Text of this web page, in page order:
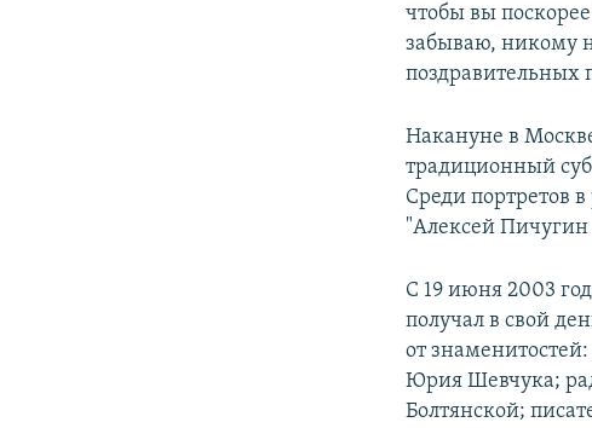
чтобы вы
забываю, никому
поздравительных
Накануне в
традиционный
Среди портретов
"Алексей Пичугин
С 19 июня 2003
получал в свой
от
Юрия Шевчука;
Болтянской;